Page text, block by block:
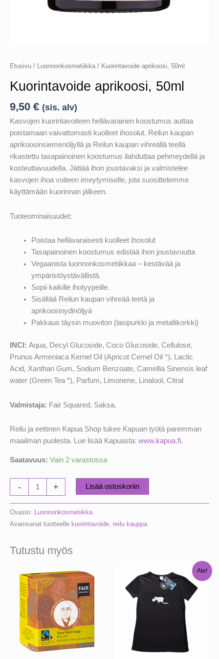
Etusivu / Luonnonkosmetiikka / Kuorintavoide aprikoosi, 50ml
Kuorintavoide aprikoosi, 50ml
9,50 € (sis. alv)
Kasvojen kuorintavoiteen hellävarainen koostumus auttaa
poistamaan vaivattomasti kuolleet ihosolut. Reilun kaupan
aprikoosinsiemenöljyllä ja Reilun kaupan vihreällä teellä
rikastettu tasapainoinen koostumus ilahduttaa pehmeydellä ja
kosteuttavuudella. Jättää ihon joustavaksi ja valmistelee
kasvojen ihoa voiteen imeytymiselle, jota suosittelemme
käyttämään kuorinnan jälkeen.
Tuoteominaisuudet:
Poistaa hellävaraisesti kuolleet ihosolut
Tasapainoinen koostumus edistää ihon joustavuutta
Vegaanista luonnonkosmetiikkaa – kestävää ja
ympäristöystävällistä.
Sopii kaikille ihotyypeille.
Sisältää Reilun kaupan vihreää teetä ja
aprikoosinydinöljyä
Pakkaus täysin muoviton (lasipurkki ja metallikorkki)
INCI: Aqua, Decyl Glucoside, Coco Glucoside, Cellulose,
Prunus Armeniaca Kernel Oil (Apricot Cernel Oil *), Lactic
Acid, Xanthan Gum, Sodium Benzoate, Camellia Sinensis leaf
water (Green Tea *), Parfum, Limonene, Linalool, Citral
Valmistaja: Fair Squared, Saksa.
Reilu ja eettinen Kapua Shop tukee Kapuan työtä paremman
maailman puolesta. Lue lisää Kapuasta: www.kapua.fi.
Saatavuus: Vain 2 varastossa
-
Kuorintavoide
aprikoosi,
+ Lisää ostoskoriin
Osasto: Luonnonkosmetiikka
Avainsanat tuotteelle kuorintavoide, reilu kauppa
Tutustu myös
Ale!